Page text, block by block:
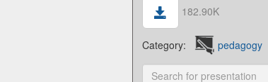
182.90K
Category: pedagogy